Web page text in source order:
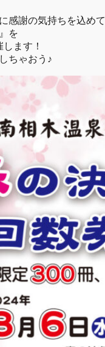
感謝の気持ちを込めて
を
ます！
ちゃおう♪